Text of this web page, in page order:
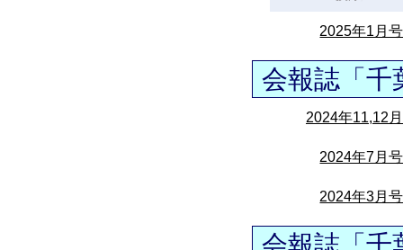
2025年1月号
会報誌「千
2024年11,12
2024年7月号
2024年3月号